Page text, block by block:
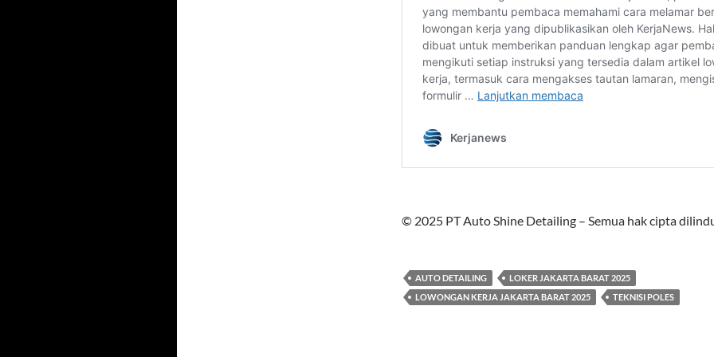
© 2025 PT Auto Shine Detailing – Semua hak cipta
AUTO DETAILING
LOKER JAKARTA BARAT 2025
LOWONGAN KERJA JAKARTA BARAT 2025
TEKNISI POLES